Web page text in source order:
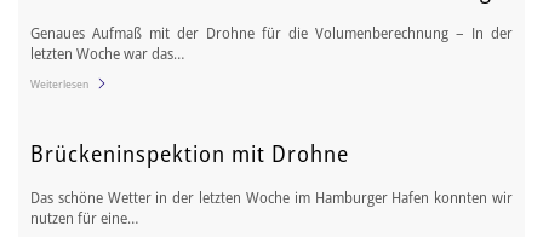
Genaues Aufmaß mit der Drohne für die Volumenberechnung – In der
letzten Woche war das…
Weiterlesen
Brückeninspektion mit Drohne
Das schöne Wetter in der letzten Woche im Hamburger Hafen konnten wir
nutzen für eine…